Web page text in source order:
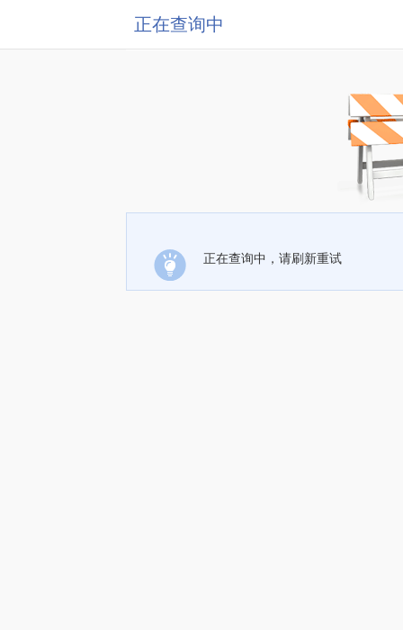
正在查询中
正在查询中，请刷新重试